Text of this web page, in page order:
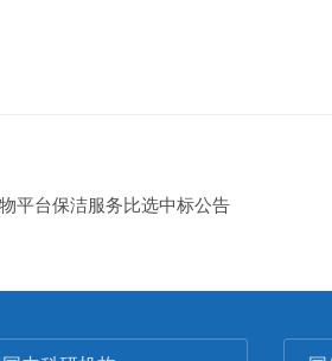
平台保洁服务比选中标公告